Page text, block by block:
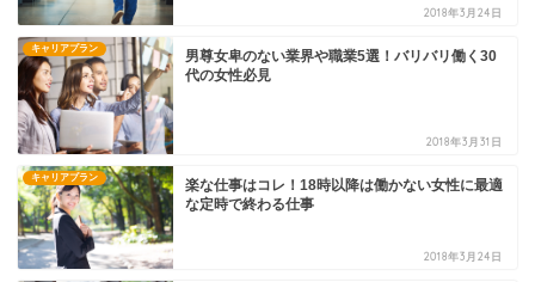
2018年3月24日
キャリアプラン
男尊女卑のない業界や職業5選！バリバリ働く30
代の女性必見
2018年3月31日
キャリアプラン
楽な仕事はコレ！18時以降は働かない女性に最適
な定時で終わる仕事
2018年3月24日